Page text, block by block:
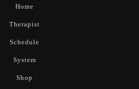
Home
Therapist
Schedule
System
Shop